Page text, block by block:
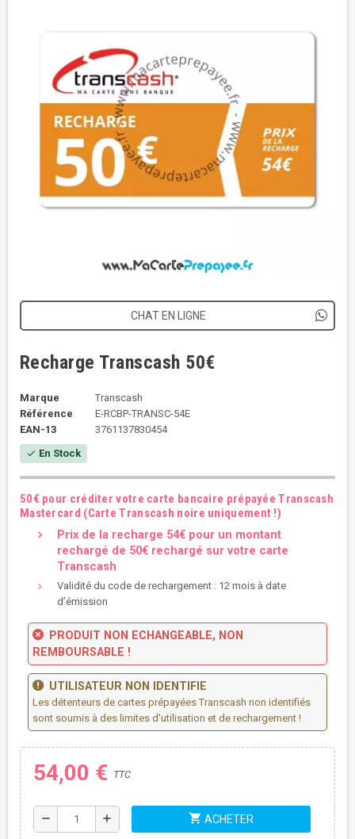
CHAT EN LIGNE
Recharge Transcash 50€
Marque
Transcash
Référence
E-RCBP-TRANSC-54E
EAN-13
3761137830454
check En Stock
50€ pour créditer votre carte bancaire prépayée Transcash
Mastercard (Carte Transcash noire uniquement !)
Prix de la recharge 54€ pour un montant
rechargé de 50€ rechargé sur votre carte
Transcash
Validité du code de rechargement : 12 mois à date
d’émission
PRODUIT NON ECHANGEABLE, NON
REMBOURSABLE !
UTILISATEUR NON IDENTIFIE
Les détenteurs de cartes prépayées Transcash non identifiés
sont soumis à des limites d'utilisation et de rechargement !
54,00 € TTC
remove add shopping_cart ACHETER